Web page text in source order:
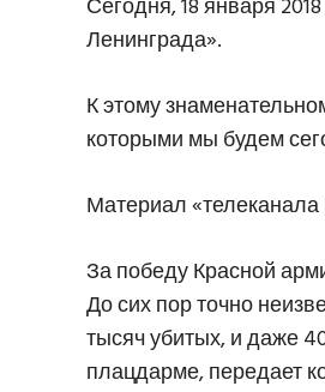
Сегодня, 18 января
Ленинграда».
К этому
которыми мы будем
Материал
За победу Красной
До сих пор точно
тысяч убитых, и даже
плацдарме, передает